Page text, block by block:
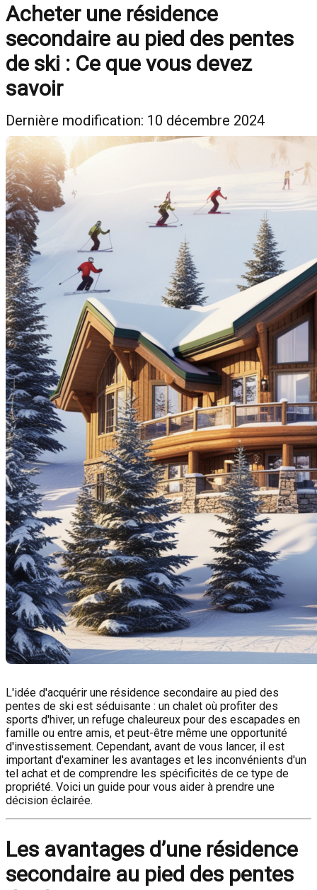
Acheter une résidence
secondaire au pied des pentes
de ski : Ce que vous devez
savoir
Dernière modification: 10 décembre 2024
L'idée d'acquérir une résidence secondaire au pied des
pentes de ski est séduisante : un chalet où profiter des
sports d'hiver, un refuge chaleureux pour des escapades en
famille ou entre amis, et peut-être même une opportunité
d'investissement. Cependant, avant de vous lancer, il est
important d'examiner les avantages et les inconvénients d'un
tel achat et de comprendre les spécificités de ce type de
propriété. Voici un guide pour vous aider à prendre une
décision éclairée.
Les avantages d’une résidence
secondaire au pied des pentes